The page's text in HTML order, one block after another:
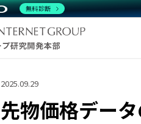
2025.09.29
先物価格デー
無料診断